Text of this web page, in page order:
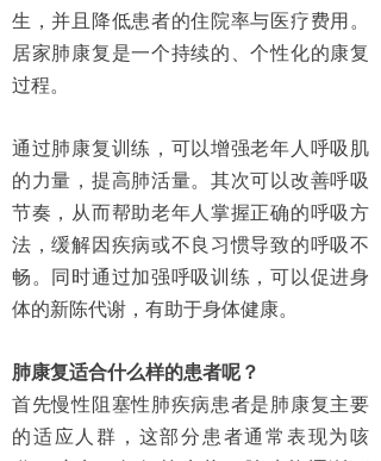
生，并且降低患者的住院率与医疗费用。
居家肺康复是一个持续的、个性化的康复
过程。
通过肺康复训练，可以增强老年人呼吸肌
的力量，提高肺活量。其次可以改善呼吸
节奏，从而帮助老年人掌握正确的呼吸方
法，缓解因疾病或不良习惯导致的呼吸不
畅。同时通过加强呼吸训练，可以促进身
体的新陈代谢，有助于身体健康。
肺康复适合什么样的患者呢？
首先慢性阻塞性肺疾病患者是肺康复主要
的适应人群，这部分患者通常表现为咳